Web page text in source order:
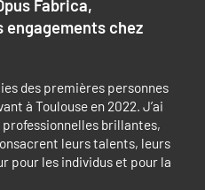
Fabrica,
engagements chez
des premières personnes
à Toulouse en 2022. J’ai
brillantes,
leurs talents, leurs
pour les individus et pour la